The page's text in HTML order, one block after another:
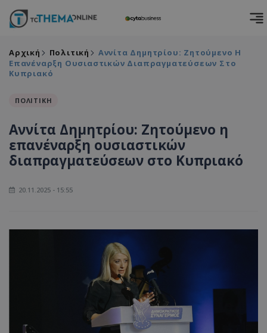
Αρχική Πολιτική
Αννίτα Δημητρίου: Ζητούμενο Η
Επανέναρξη Ουσιαστικών Διαπραγματεύσεων Στο
Κυπριακό
ΠΟΛΙΤΙΚΗ
Αννίτα Δημητρίου: Ζητούμενο η
επανέναρξη ουσιαστικών
διαπραγματεύσεων στο Κυπριακό
20.11.2025 - 15:55